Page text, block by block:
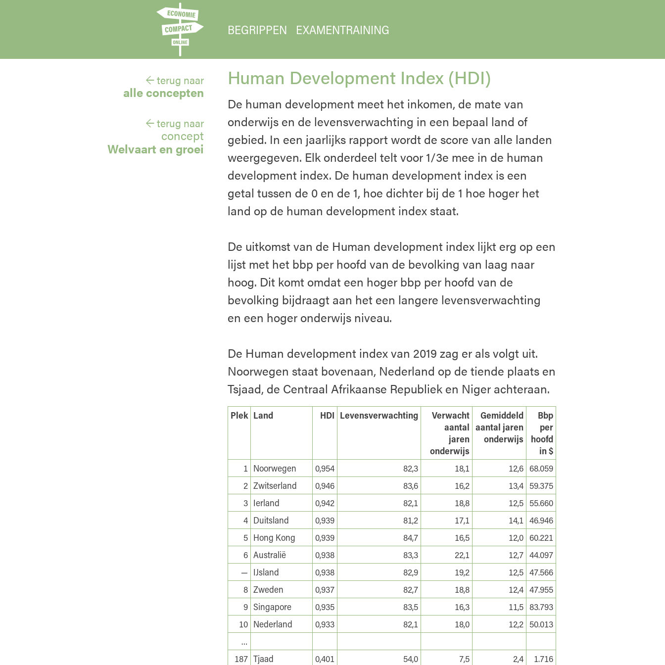
BEGRIPPEN EXAMENTRAINING
← terug naar
alle concepten
← terug naar
concept
Welvaart en groei
Human Development Index (HDI)
De human development meet het inkomen, de mate van
onderwijs en de levensverwachting in een bepaal land of
gebied. In een jaarlijks rapport wordt de score van alle landen
weergegeven. Elk onderdeel telt voor 1/3e mee in de human
development index. De human development index is een
getal tussen de 0 en de 1, hoe dichter bij de 1 hoe hoger het
land op de human development index staat.
De uitkomst van de Human development index lijkt erg op een
lijst met het bbp per hoofd van de bevolking van laag naar
hoog. Dit komt omdat een hoger bbp per hoofd van de
bevolking bijdraagt aan het een langere levensverwachting
en een hoger onderwijs niveau.
De Human development index van 2019 zag er als volgt uit.
Noorwegen staat bovenaan, Nederland op de tiende plaats en
Tsjaad, de Centraal Afrikaanse Republiek en Niger achteraan.
Plek Land HDI Levensverwachting
Verwacht
aantal
jaren
onderwijs
Gemiddeld
aantal jaren
onderwijs
Bbp
per
hoofd
in $
1 Noorwegen 0,954 82,3 18,1 12,6 68.059
2 Zwitserland 0,946 83,6 16,2 13,4 59.375
3 Ierland 0,942 82,1 18,8 12,5 55.660
4 Duitsland 0,939 81,2 17,1 14,1 46.946
5 Hong Kong 0,939 84,7 16,5 12,0 60.221
6 Australië 0,938 83,3 22,1 12,7 44.097
— IJsland 0,938 82,9 19,2 12,5 47.566
8 Zweden 0,937 82,7 18,8 12,4 47.955
9 Singapore 0,935 83,5 16,3 11,5 83.793
10 Nederland 0,933 82,1 18,0 12,2 50.013
…
187 Tjaad 0,401 54,0 7,5 2,4 1.716